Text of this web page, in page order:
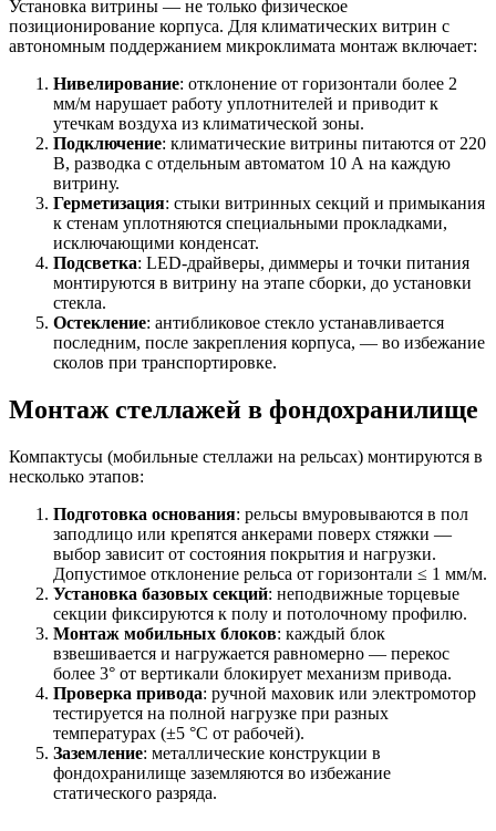
Установка витрины — не только физическое
позиционирование корпуса. Для климатических витрин с
автономным поддержанием микроклимата монтаж включает:
Нивелирование: отклонение от горизонтали более 2
мм/м нарушает работу уплотнителей и приводит к
утечкам воздуха из климатической зоны.
Подключение: климатические витрины питаются от 220
В, разводка с отдельным автоматом 10 А на каждую
витрину.
Герметизация: стыки витринных секций и примыкания
к стенам уплотняются специальными прокладками,
исключающими конденсат.
Подсветка: LED-драйверы, диммеры и точки питания
монтируются в витрину на этапе сборки, до установки
стекла.
Остекление: антибликовое стекло устанавливается
последним, после закрепления корпуса, — во избежание
сколов при транспортировке.
Монтаж стеллажей в фондохранилище
Компактусы (мобильные стеллажи на рельсах) монтируются в
несколько этапов:
Подготовка основания: рельсы вмуровываются в пол
заподлицо или крепятся анкерами поверх стяжки —
выбор зависит от состояния покрытия и нагрузки.
Допустимое отклонение рельса от горизонтали ≤ 1 мм/м.
Установка базовых секций: неподвижные торцевые
секции фиксируются к полу и потолочному профилю.
Монтаж мобильных блоков: каждый блок
взвешивается и нагружается равномерно — перекос
более 3° от вертикали блокирует механизм привода.
Проверка привода: ручной маховик или электромотор
тестируется на полной нагрузке при разных
температурах (±5 °С от рабочей).
Заземление: металлические конструкции в
фондохранилище заземляются во избежание
статического разряда.